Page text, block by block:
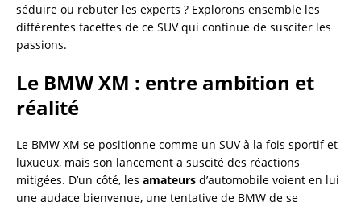
séduire ou rebuter les experts ? Explorons ensemble les
différentes facettes de ce SUV qui continue de susciter les
passions.
Le BMW XM : entre ambition et
réalité
Le BMW XM se positionne comme un SUV à la fois sportif et
luxueux, mais son lancement a suscité des réactions
mitigées. D’un côté, les amateurs d’automobile voient en lui
une audace bienvenue, une tentative de BMW de se